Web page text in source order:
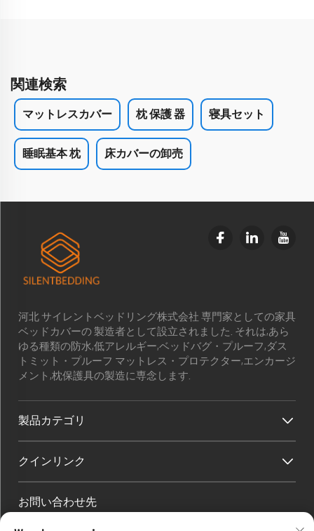
関連検索
マットレスカバー 枕 保護 器 寝具セット
睡眠基本 枕 床カバーの卸売
河北 サイレントベッドリング株式会社 専門家としての家具
ベッドカバーの 製造者として設立されました. それは,あら
ゆる種類の防水,低アレルギー,ベッドバグ・プルーフ,ダス
トミット・プルーフ マットレス・プロテクター,エンカージ
メント,枕保護具の製造に専念します.
製品カテゴリ
クインリンク
お問い合わせ先